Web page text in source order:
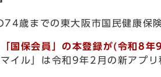
74歳までの東大阪市国民健康保
国保会員」の本登録が(令和8年
イル」は令和9年2月の新アプ